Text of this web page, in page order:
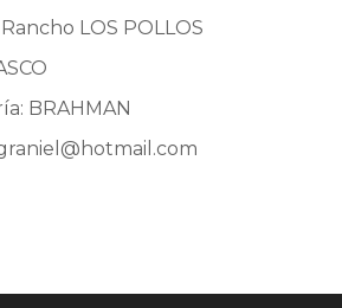
LOS POLLOS
BRAHMAN